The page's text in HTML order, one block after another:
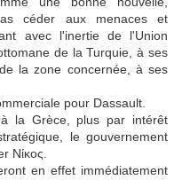
céder aux menaces et
avec l'inertie de l'Union
de la Turquie, à ses
la zone concernée, à ses
pour Dassault.
la Grèce, plus par intérêt
le gouvernement
Νίκος.
en effet immédiatement